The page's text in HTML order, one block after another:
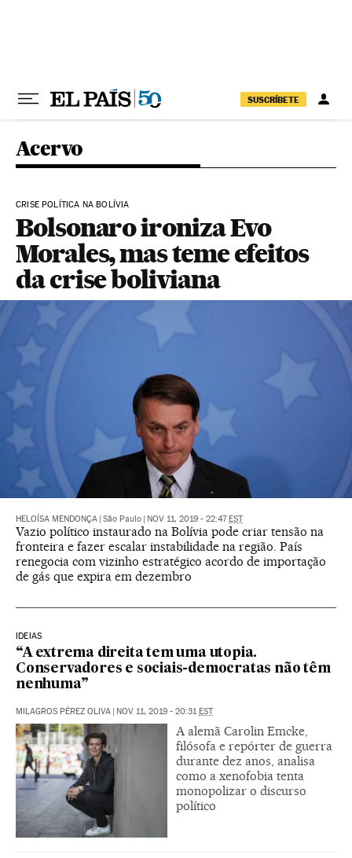
SUSCRÍBETE
Acervo
CRISE POLÍTICA NA BOLÍVIA
Bolsonaro ironiza Evo
Morales, mas teme efeitos
da crise boliviana
HELOÍSA MENDONÇA São Paulo NOV 11, 2019 - 22:47 EST
Vazio político instaurado na Bolívia pode criar tensão na
fronteira e fazer escalar instabilidade na região. País
renegocia com vizinho estratégico acordo de importação
de gás que expira em dezembro
IDEIAS
“A extrema direita tem uma utopia.
Conservadores e sociais-democratas não têm
nenhuma”
MILAGROS PÉREZ OLIVA NOV 11, 2019 - 20:31 EST
A alemã Carolin Emcke,
filósofa e repórter de guerra
durante dez anos, analisa
como a xenofobia tenta
monopolizar o discurso
político